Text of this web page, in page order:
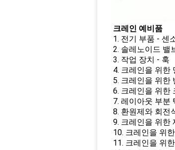
크레인 예비품
1. 전기 부품 - 센
2. 솔레노이드 밸
3. 작업 장치 - 훅
4. 크레인을 위한
5. 크레인을 위한
6. 크레인을 위한
7. 레이아웃 부분
8. 환원제와 회전
9. 크레인을 위한
10. 크레인을 위한
11. 크레인을 위